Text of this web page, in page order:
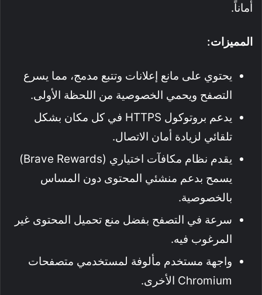
أماناً.
المميزات:
يحتوي على مانع إعلانات وتتبع مدمج، مما يسرع
التصفح ويحمي الخصوصية من اللحظة الأولى.
يدعم بروتوكول HTTPS في كل مكان بشكل
تلقائي لزيادة أمان الاتصال.
يقدم نظام مكافآت اختياري (Brave Rewards)
يسمح بدعم منشئي المحتوى دون المساس
بالخصوصية.
سرعة في التصفح بفضل منع تحميل المحتوى غير
المرغوب فيه.
واجهة مستخدم مألوفة لمستخدمي متصفحات
Chromium الأخرى.